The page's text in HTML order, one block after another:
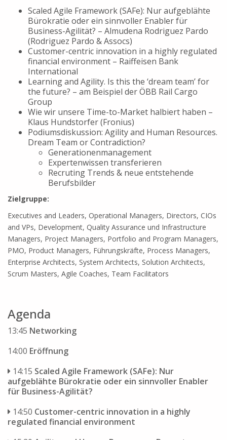
Scaled Agile Framework (SAFe): Nur aufgeblähte
Bürokratie oder ein sinnvoller Enabler für
Business-Agilität? – Almudena Rodriguez Pardo
(Rodriguez Pardo & Assocs)
Customer-centric innovation in a highly regulated
financial environment – Raiffeisen Bank
International
Learning and Agility. Is this the ‘dream team’ for
the future? – am Beispiel der ÖBB Rail Cargo
Group
Wie wir unsere Time-to-Market halbiert haben –
Klaus Hundstorfer (Fronius)
Podiumsdiskussion: Agility and Human Resources.
Dream Team or Contradiction?
Generationenmanagement
Expertenwissen transferieren
Recruting Trends & neue entstehende
Berufsbilder
Zielgruppe:
Executives and Leaders, Operational Managers, Directors, CIOs
and VPs, Development, Quality Assurance und Infrastructure
Managers, Project Managers, Portfolio and Program Managers,
PMO, Product Managers, Führungskräfte, Process Managers,
Enterprise Architects, System Architects, Solution Architects,
Scrum Masters, Agile Coaches, Team Facilitators
Agenda
13:45 Networking
14:00 Eröffnung
14:15 Scaled Agile Framework (SAFe): Nur
aufgeblähte Bürokratie oder ein sinnvoller Enabler
für Business-Agilität?
14:50 Customer-centric innovation in a highly
regulated financial environment